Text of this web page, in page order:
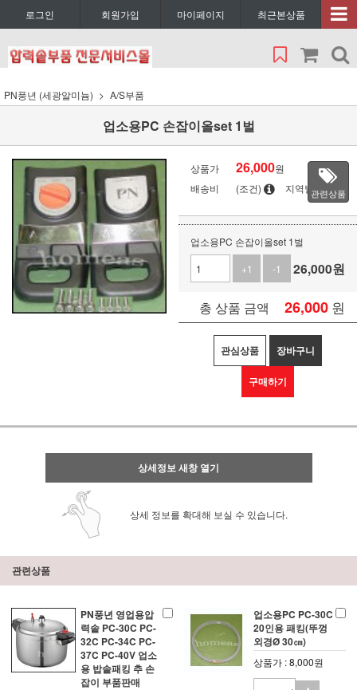
로그인 회원가입 마이페이지 최근본상품
PN풍년 (세광알미늄) A/S부품
업소용PC 손잡이올set 1벌
상품가 26,000원
배송비
(조건) 지역별관련상품
업소용PC 손잡이올set 1벌
+1
-1 26,000원
총 상품 금액 26,000 원
관심상품 장바구니
구매하기
상세정보 새창 열기
상세 정보를 확대해 보실 수 있습니다.
관련상품
PN풍년 영업용압
력솥 PC-30C PC-
32C PC-34C PC-
37C PC-40V 업소
용 밥솥패킹 추 손
잡이 부품판매
업소용PC PC-30C
20인용 패킹(뚜껑
외경Ø 30㎝)
상품가 : 8,000원